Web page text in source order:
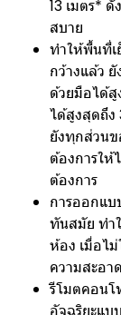
13 เมตร*
สบาย
ทำให้พื้นที่
กว้างแล้ว
ด้วยมือได้
ได้สูงสุดถึง
ยังทุกส่วน
ต้องการให้
ต้องการ
การออกแ
ทันสมัย ทำ
ห้อง เมื่อไ
ความสะอ
รีโมตคอน